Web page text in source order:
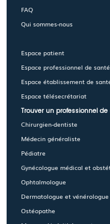
FAQ
Qui sommes-nous
Espace patient
Espace professionnel de santé
Espace établissement de
Espace télésecrétariat
Trouver un professionnel
Chirurgien-dentiste
Médecin généraliste
Pédiatre
Gynécologue médical et
Ophtalmologue
Dermatologue et vénérologue
Ostéopathe